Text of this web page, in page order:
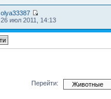
olya33387
26 июл 2011, 14:13
Перейти: